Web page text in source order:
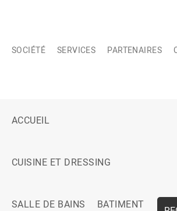
SOCIÉTÉ SERVICES PARTENAIRES
ACCUEIL
CUISINE ET DRESSING
SALLE DE BAINS BATIMENT